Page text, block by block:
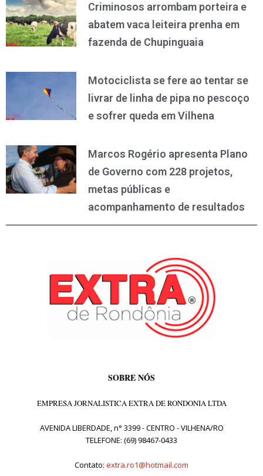
Criminosos arrombam porteira e
abatem vaca leiteira prenha em
fazenda de Chupinguaia
Motociclista se fere ao tentar se
livrar de linha de pipa no pescoço
e sofrer queda em Vilhena
Marcos Rogério apresenta Plano
de Governo com 228 projetos,
metas públicas e
acompanhamento de resultados
SOBRE NÓS
EMPRESA JORNALISTICA EXTRA DE RONDONIA LTDA
AVENIDA LIBERDADE, n° 3399 - CENTRO - VILHENA/RO
TELEFONE: (69) 98467-0433
Contato: extra.ro1@hotmail.com